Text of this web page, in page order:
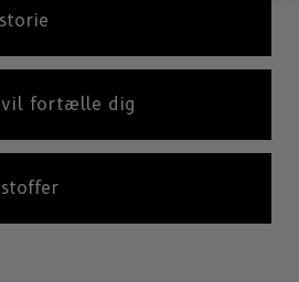
vil fortælle dig